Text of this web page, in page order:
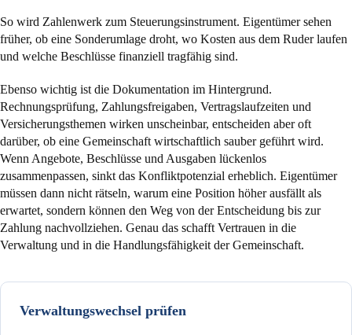
So wird Zahlenwerk zum Steuerungsinstrument. Eigentümer sehen
früher, ob eine Sonderumlage droht, wo Kosten aus dem Ruder laufen
und welche Beschlüsse finanziell tragfähig sind.
Ebenso wichtig ist die Dokumentation im Hintergrund.
Rechnungsprüfung, Zahlungsfreigaben, Vertragslaufzeiten und
Versicherungsthemen wirken unscheinbar, entscheiden aber oft
darüber, ob eine Gemeinschaft wirtschaftlich sauber geführt wird.
Wenn Angebote, Beschlüsse und Ausgaben lückenlos
zusammenpassen, sinkt das Konfliktpotenzial erheblich. Eigentümer
müssen dann nicht rätseln, warum eine Position höher ausfällt als
erwartet, sondern können den Weg von der Entscheidung bis zur
Zahlung nachvollziehen. Genau das schafft Vertrauen in die
Verwaltung und in die Handlungsfähigkeit der Gemeinschaft.
Verwaltungswechsel prüfen